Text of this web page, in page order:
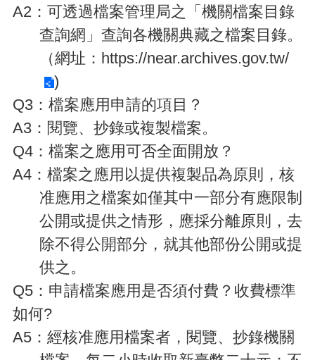
財
訊
錄
務
資
訊
府
資
訊
公
A2：可透過檔案管理局之「機關檔案目錄
查詢網」查詢各機關典藏之檔案目錄。
（網址： https://near.archives.gov.tw/
)
Q3 ：檔案應用申請的項目？
A3 ：閱覽、抄錄或複製檔案。
Q4 ：檔案之應用可否全面開放？
A4 ：檔案之應用以提供複製品為原則，核
准應用之檔案如僅其中一部分有應限制
公開或提供之情形，應採分離原則，去
除不得公開部分，就其他部份公開或提
供之。
Q5 ：申請檔案應用是否須付費？收費標準
如何?
A5 ：經核准應用檔案者，閱覽、抄錄機關